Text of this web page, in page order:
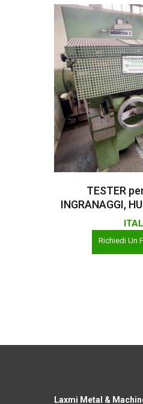
Leggi
TESTER
INGRANAGGI,
Richiedi Un
Laxmi Metal &